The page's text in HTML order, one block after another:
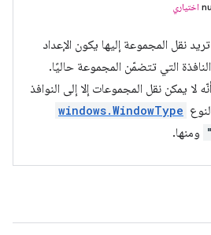
اختياري
تريد نقل المجموعة إليها يكون الإعداد
التي تتضمّن المجموعة حاليًا.
لا يمكن نقل المجموعات إلا إلى النوافذ
windows.WindowType
ومنها.